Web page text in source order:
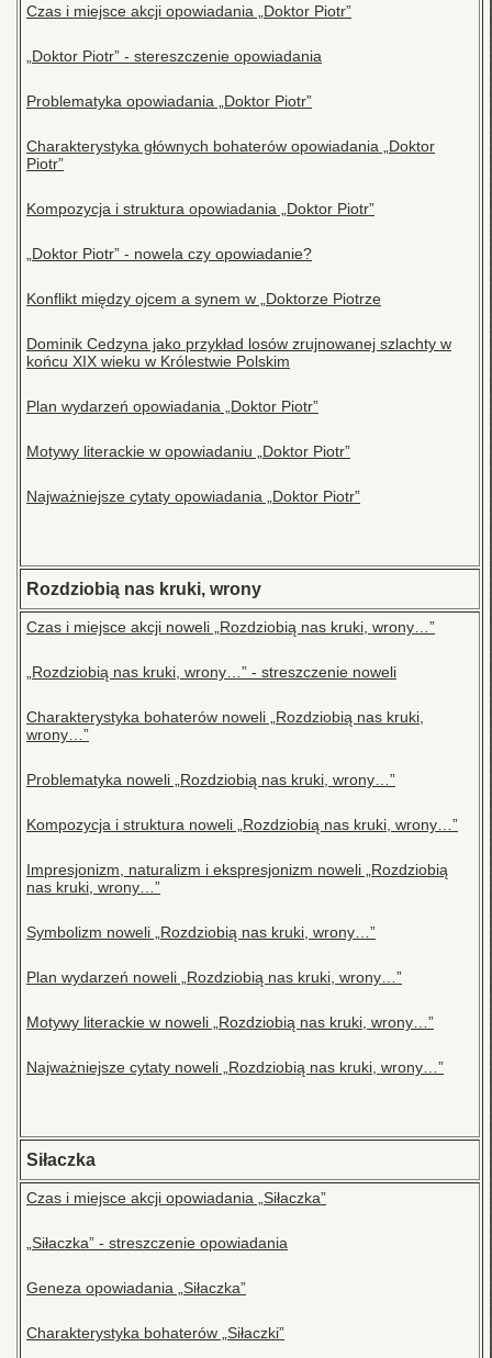
Czas i miejsce akcji opowiadania „Doktor Piotr”
„Doktor Piotr” - stereszczenie opowiadania
Problematyka opowiadania „Doktor Piotr”
Charakterystyka głównych bohaterów opowiadania „Doktor
Piotr”
Kompozycja i struktura opowiadania „Doktor Piotr”
„Doktor Piotr” - nowela czy opowiadanie?
Konflikt między ojcem a synem w „Doktorze Piotrze
Dominik Cedzyna jako przykład losów zrujnowanej szlachty w
końcu XIX wieku w Królestwie Polskim
Plan wydarzeń opowiadania „Doktor Piotr”
Motywy literackie w opowiadaniu „Doktor Piotr”
Najważniejsze cytaty opowiadania „Doktor Piotr”
Rozdziobią nas kruki, wrony
Czas i miejsce akcji noweli „Rozdziobią nas kruki, wrony…”
„Rozdziobią nas kruki, wrony…” - streszczenie noweli
Charakterystyka bohaterów noweli „Rozdziobią nas kruki,
wrony…”
Problematyka noweli „Rozdziobią nas kruki, wrony…”
Kompozycja i struktura noweli „Rozdziobią nas kruki, wrony…”
Impresjonizm, naturalizm i ekspresjonizm noweli „Rozdziobią
nas kruki, wrony…”
Symbolizm noweli „Rozdziobią nas kruki, wrony…”
Plan wydarzeń noweli „Rozdziobią nas kruki, wrony…”
Motywy literackie w noweli „Rozdziobią nas kruki, wrony…”
Najważniejsze cytaty noweli „Rozdziobią nas kruki, wrony…”
Siłaczka
Czas i miejsce akcji opowiadania „Siłaczka”
„Siłaczka” - streszczenie opowiadania
Geneza opowiadania „Siłaczka”
Charakterystyka bohaterów „Siłaczki”